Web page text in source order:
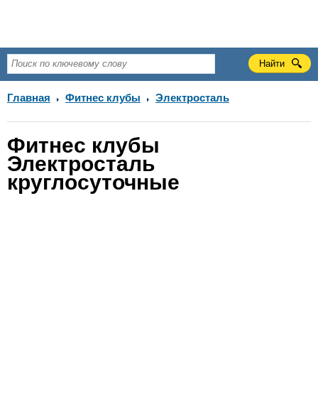
Главная Фитнес клубы Электросталь
Фитнес клубы
Электросталь
круглосуточные